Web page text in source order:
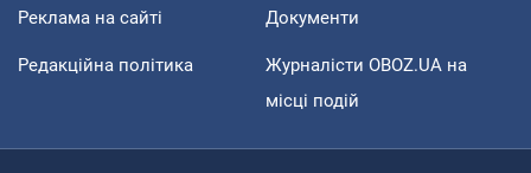
Реклама на сайті Документи
Редакційна політика
Журналісти OBOZ.UA на
місці подій